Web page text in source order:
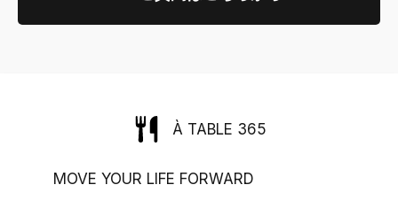
À TABLE 365
MOVE YOUR LIFE FORWARD